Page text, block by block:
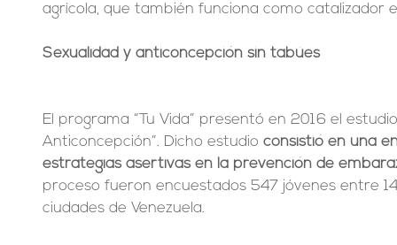
agrícola, que también funciona como catalizador
Sexualidad y anticoncepción sin tabúes
El programa “Tu Vida” presentó en 2016 el
Anticoncepción”. Dicho estudio consistió en una
estrategias asertivas en la prevención de
proceso fueron encuestados 547 jóvenes entre
ciudades de Venezuela.